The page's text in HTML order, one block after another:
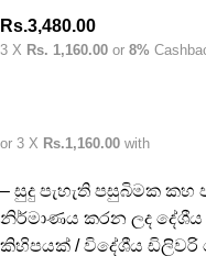
Rs.3,480.00
3 X Rs. 1,160.00 or 8%
or 3 X Rs.1,160.00 with
– සුදු පැහැති පසුබිමක කහ
නිර්මාණය කරන ලද දේශීය
කිහිපයක් / විදේශීය ඩිලිවරි